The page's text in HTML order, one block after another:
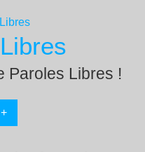
Paroles Libres !